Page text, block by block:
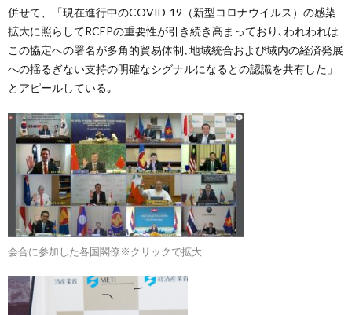
併せて、「現在進行中のCOVID-19（新型コロナウイルス）の感染
拡大に照らしてRCEPの重要性が引き続き高まっており､われわれは
この協定への署名が多角的貿易体制､地域統合および域内の経済発展
への揺るぎない支持の明確なシグナルになるとの認識を共有した」
とアピールしている｡
会合に参加した各国閣僚※クリックで拡大